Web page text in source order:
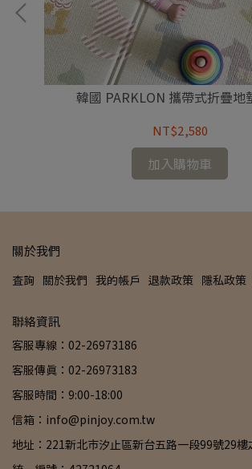
韓國 PARKLON 攜帶式折疊地
NT$2,580
加入購物車
關於我們
查詢 關於我們 我的帳戶 退款政策 隱私政策
聯絡資訊
客服專線：02-26973186
客服傳真：02-26973183
客服時間：9:00-18:00
信箱：info@pinjoy.com.tw
地址：221新北市汐止區新台五路一段99號29樓